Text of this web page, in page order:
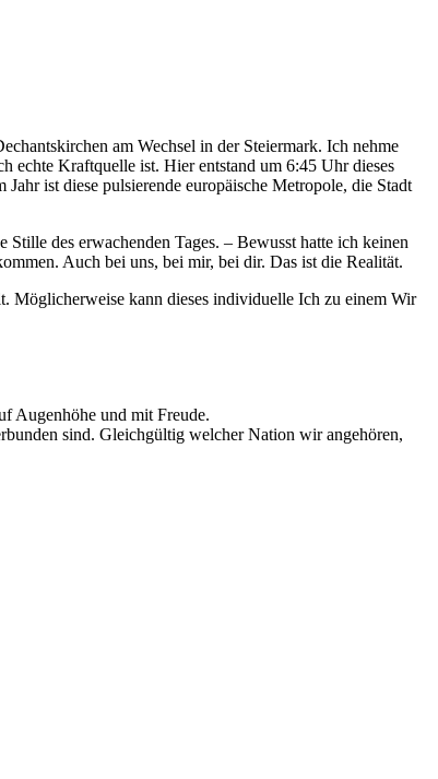
am Wechsel in der Steiermark. Ich nehme
echte Kraftquelle ist. Hier entstand um 6:45 Uhr dieses
ist diese pulsierende europäische Metropole, die Stadt
des erwachenden Tages. – Bewusst hatte ich keinen
Auch bei uns, bei mir, bei dir. Das ist die Realität.
Möglicherweise kann dieses individuelle Ich zu einem Wir
Augenhöhe und mit Freude.
sind. Gleichgültig welcher Nation wir angehören,